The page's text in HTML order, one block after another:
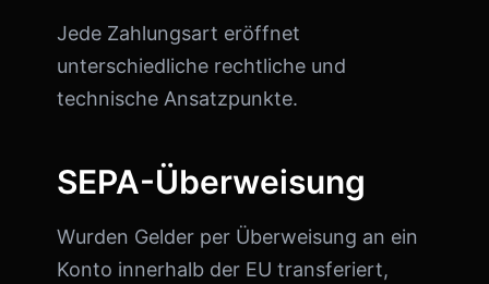
Jede Zahlungsart eröffnet
unterschiedliche rechtliche und
technische Ansatzpunkte.
SEPA-Überweisung
Wurden Gelder per Überweisung an ein
Konto innerhalb der EU transferiert,